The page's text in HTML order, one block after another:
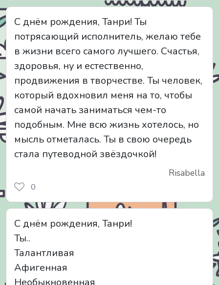
С днём рождения, Танри! Ты
потрясающий исполнитель, желаю тебе
в жизни всего самого лучшего. Счастья,
здоровья, ну и естественно,
продвижения в творчестве. Ты человек,
который вдохновил меня на то, чтобы
самой начать заниматься чем-то
подобным. Мне всю жизнь хотелось, но
мысль отметалась. Ты в свою очередь
стала путеводной звёздочкой!
Risabella
0
С днём рождения, Танри!
Ты..
Талантливая
Афигенная